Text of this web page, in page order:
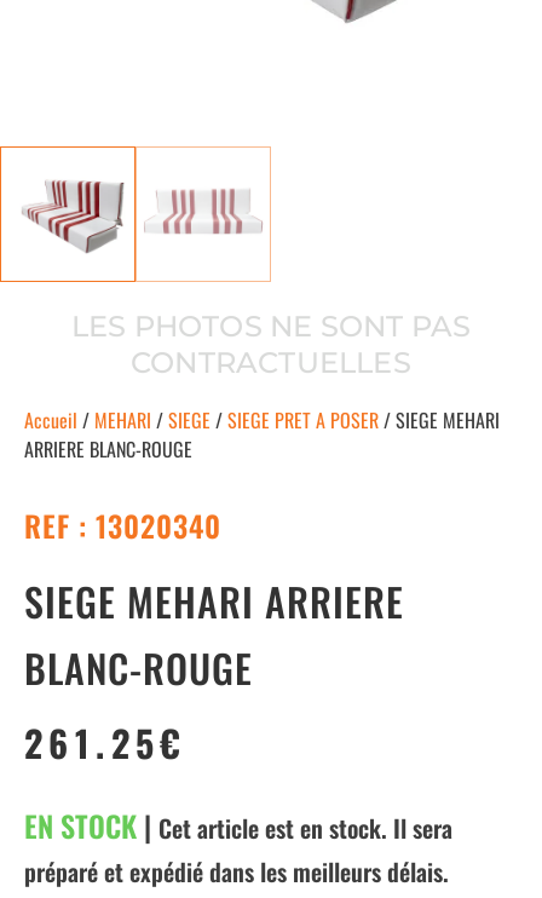
LES PHOTOS NE SONT PAS
CONTRACTUELLES
Accueil / MEHARI /SIEGE /SIEGE PRET A POSER/ SIEGE MEHARI
ARRIERE BLANC-ROUGE
REF : 13020340
SIEGE MEHARI ARRIERE
BLANC-ROUGE
261.25€
EN STOCK| Cet article est en stock. Il sera
préparé et expédié dans les meilleurs délais.